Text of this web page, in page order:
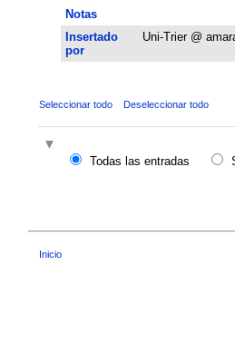
Notas
Insertado
por
Uni-Trier @
Seleccionar todo Deseleccionar todo
Todas las entradas
Inicio